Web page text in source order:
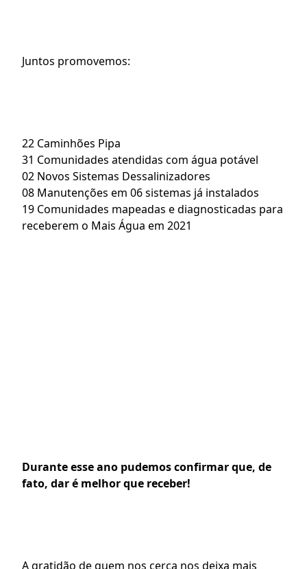
Juntos promovemos:
22 Caminhões Pipa
31 Comunidades atendidas com água potável
02 Novos Sistemas Dessalinizadores
08 Manutenções em 06 sistemas já instalados
19 Comunidades mapeadas e diagnosticadas para
receberem o Mais Água em 2021
Durante esse ano pudemos confirmar que, de
fato, dar é melhor que receber!
A gratidão de quem nos cerca nos deixa mais